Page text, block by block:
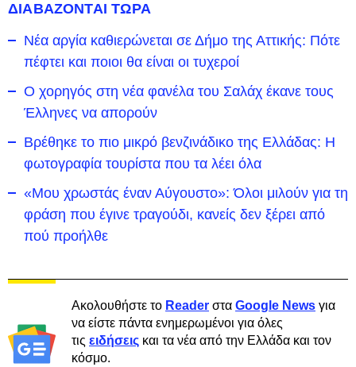
ΔΙΑΒΑΖΟΝΤΑΙ ΤΩΡΑ
Νέα αργία καθιερώνεται σε Δήμο της Αττικής: Πότε
πέφτει και ποιοι θα είναι οι τυχεροί
Ο χορηγός στη νέα φανέλα του Σαλάχ έκανε τους
Έλληνες να απορούν
Βρέθηκε το πιο μικρό βενζινάδικο της Ελλάδας: Η
φωτογραφία τουρίστα που τα λέει όλα
«Μου χρωστάς έναν Αύγουστο»: Όλοι μιλούν για τη
φράση που έγινε τραγούδι, κανείς δεν ξέρει από
πού προήλθε
Ακολουθήστε το Reader στα Google News για
να είστε πάντα ενημερωμένοι για όλες
τις ειδήσεις και τα νέα από την Ελλάδα και τον
κόσμο.